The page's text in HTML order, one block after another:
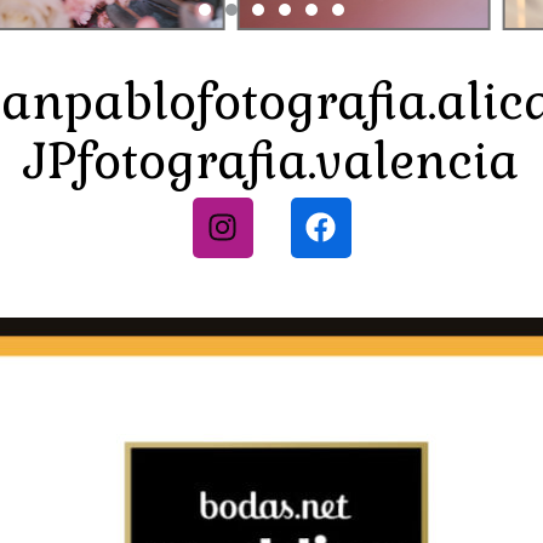
JPfotografia.valencia